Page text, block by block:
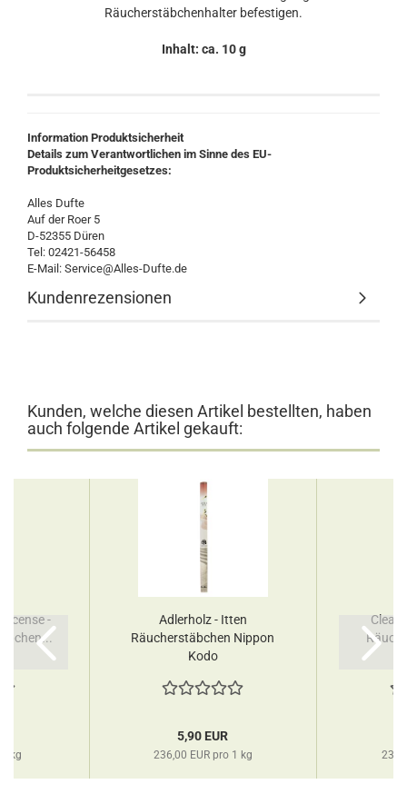
Räucherstäbchenhalter befestigen.
Inhalt: ca. 10 g
Information Produktsicherheit
Details zum Verantwortlichen im Sinne des EU-
Produktsicherheitgesetzes:
Alles Dufte
Auf der Roer 5
D-52355 Düren
Tel: 02421-56458
E-Mail: Service@Alles-Dufte.de
Kundenrezensionen
Kunden, welche diesen Artikel bestellten, haben
auch folgende Artikel gekauft:
-
kg
Adlerholz - Itten
Räucherstäbchen Nippon
Kodo
5,90 EUR
236,00 EUR pro 1 kg
Clear